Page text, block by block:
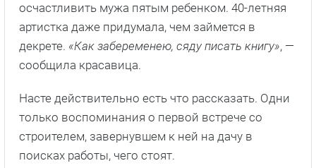
осчастливить мужа пятым ребенком. 40-летняя
артистка даже придумала, чем займется в
декрете. «Как забеременею, сяду писать книгу», —
сообщила красавица.
Насте действительно есть что рассказать. Одни
только воспоминания о первой встрече со
строителем, завернувшем к ней на дачу в
поисках работы, чего стоят.